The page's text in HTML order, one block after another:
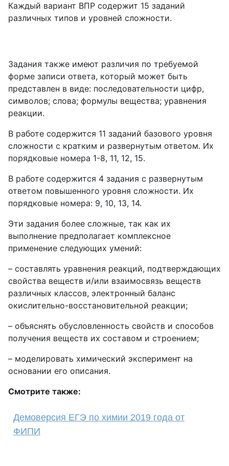
Каждый вариант ВПР содержит 15 заданий
различных типов и уровней сложности.
Задания также имеют различия по требуемой
форме записи ответа, который может быть
представлен в виде: последовательности цифр,
символов; слова; формулы вещества; уравнения
реакции.
В работе содержится 11 заданий базового уровня
сложности с кратким и развернутым ответом. Их
порядковые номера 1-8, 11, 12, 15.
В работе содержится 4 задания с развернутым
ответом повышенного уровня сложности. Их
порядковые номера: 9, 10, 13, 14.
Эти задания более сложные, так как их
выполнение предполагает комплексное
применение следующих умений:
– составлять уравнения реакций, подтверждающих
свойства веществ и/или взаимосвязь веществ
различных классов, электронный баланс
окислительно-восстановительной реакции;
– объяснять обусловленность свойств и способов
получения веществ их составом и строением;
– моделировать химический эксперимент на
основании его описания.
Смотрите также:
Демоверсия ЕГЭ по химии 2019 года от
ФИПИ